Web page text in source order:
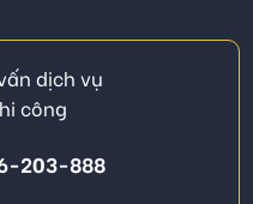
dịch vụ
công
203-888